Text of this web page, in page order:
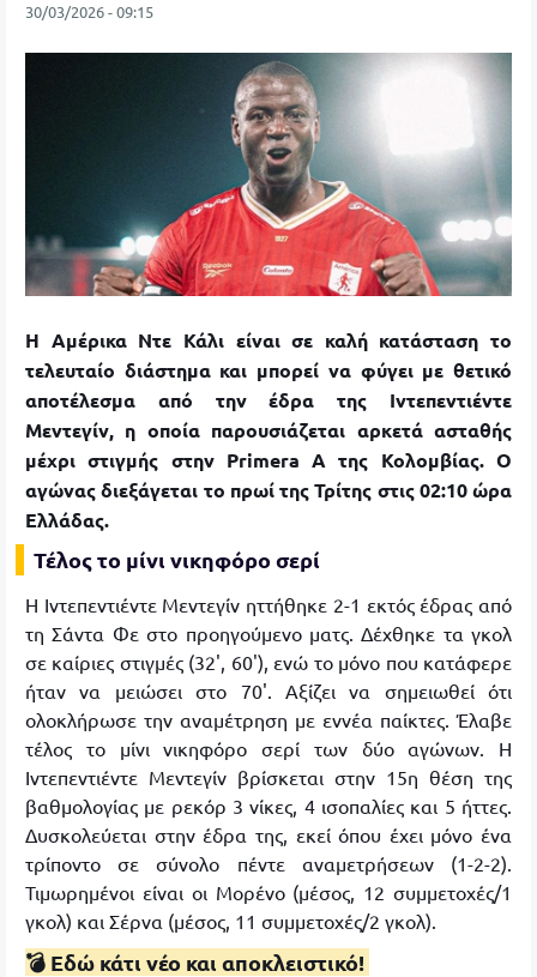
30/03/2026 - 09:15
Η Αμέρικα Ντε Κάλι είναι σε καλή κατάσταση το
τελευταίο διάστημα και μπορεί να φύγει με θετικό
αποτέλεσμα από την έδρα της Ιντεπεντιέντε
Μεντεγίν, η οποία παρουσιάζεται αρκετά ασταθής
μέχρι στιγμής στην Primera A της Κολομβίας. Ο
αγώνας διεξάγεται το πρωί της Τρίτης στις 02:10 ώρα
Ελλάδας.
Τέλος το μίνι νικηφόρο σερί
Η Ιντεπεντιέντε Μεντεγίν ηττήθηκε 2-1 εκτός έδρας από
τη Σάντα Φε στο προηγούμενο ματς. Δέχθηκε τα γκολ
σε καίριες στιγμές (32', 60'), ενώ το μόνο που κατάφερε
ήταν να μειώσει στο 70'. Αξίζει να σημειωθεί ότι
ολοκλήρωσε την αναμέτρηση με εννέα παίκτες. Έλαβε
τέλος το μίνι νικηφόρο σερί των δύο αγώνων. Η
Ιντεπεντιέντε Μεντεγίν βρίσκεται στην 15η θέση της
βαθμολογίας με ρεκόρ 3 νίκες, 4 ισοπαλίες και 5 ήττες.
Δυσκολεύεται στην έδρα της, εκεί όπου έχει μόνο ένα
τρίποντο σε σύνολο πέντε αναμετρήσεων (1-2-2).
Τιμωρημένοι είναι οι Μορένο (μέσος, 12 συμμετοχές/1
γκολ) και Σέρνα (μέσος, 11 συμμετοχές/2 γκολ).
💣 Εδώ κάτι νέο και αποκλειστικό!